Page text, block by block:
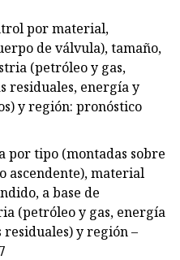
por material,
de válvula), tamaño,
(petróleo y gas,
residuales, energía y
y región: pronóstico
por tipo (montadas sobre
ascendente), material
a base de
(petróleo y gas, energía
y región –